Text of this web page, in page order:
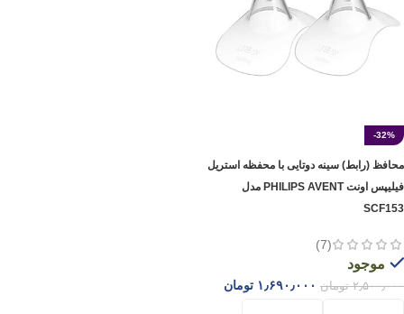
-32%
محافظ (رابط) سینه دوتایی با محفظه استریل
فیلیپس اونت PHILIPS AVENT مدل
SCF153
(7)
موجود
۲٫۵۰۰٫۰۰۰ تومان ۱٫۶۹۰٫۰۰۰ تومان